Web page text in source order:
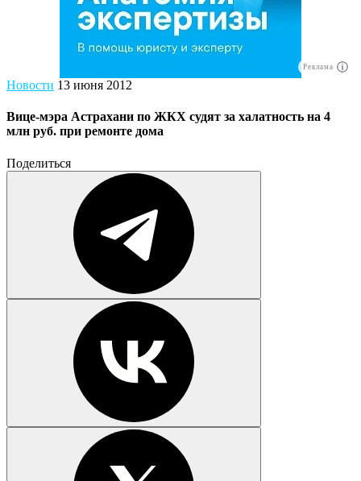
Реклама
Новости 13 июня 2012
Вице-мэра Астрахани по ЖКХ судят за халатность на 4
млн руб. при ремонте дома
Поделиться